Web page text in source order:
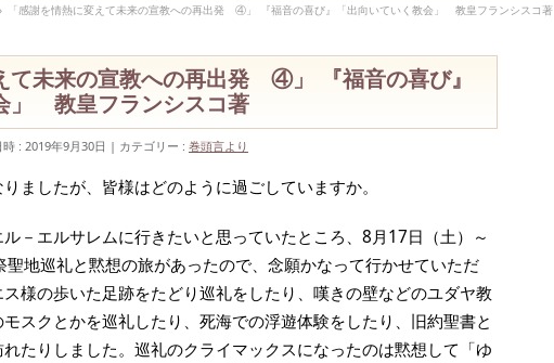
「感謝を情熱に変えて未来の宣教への再出発 ④」 『福音の喜び』「出向いていく教会」 教皇フランシスコ著
て未来の宣教への再出発 ④」 『福音の喜び』
」 教皇フランシスコ著
: 2019年9月30日 カテゴリー : 巻頭言より
ましたが、皆様はどのように過ごしていますか。
－エルサレムに行きたいと思っていたところ、 8月17日（土）～
聖地巡礼と黙想の旅があったので、念願かなって行かせていただ
様の歩いた足跡をたどり巡礼をしたり、嘆きの壁などのユダヤ教
スクとかを巡礼したり、死海での浮遊体験をしたり、旧約聖書と
たりしました。巡礼のクライマックスになったのは黙想して「ゆ